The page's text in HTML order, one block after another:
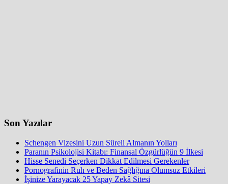
Son Yazılar
Schengen Vizesini Uzun Süreli Almanın Yolları
Paranın Psikolojisi Kitabı: Finansal Özgürlüğün 9 İlkesi
Hisse Senedi Seçerken Dikkat Edilmesi Gerekenler
Pornografinin Ruh ve Beden Sağlığına Olumsuz Etkileri
İşinize Yarayacak 25 Yapay Zekâ Sitesi